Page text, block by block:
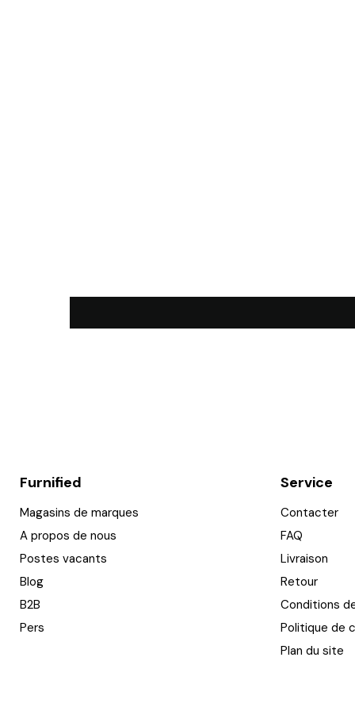
Furnified
Magasins de marques
A propos de nous
Postes vacants
Blog
B2B
Pers
Service
Contacter
FAQ
Livraison
Retour
Conditions
Politique de
Plan du site